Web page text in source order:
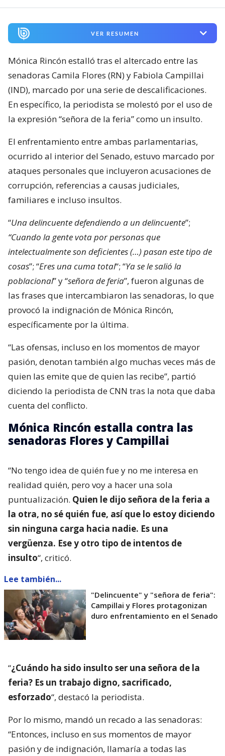
VER RESUMEN
Mónica Rincón estalló tras el altercado entre las
senadoras Camila Flores (RN) y Fabiola Campillai
(IND), marcado por una serie de descalificaciones.
En específico, la periodista se molestó por el uso de
la expresión “señora de la feria” como un insulto.
El enfrentamiento entre ambas parlamentarias,
ocurrido al interior del Senado, estuvo marcado por
ataques personales que incluyeron acusaciones de
corrupción, referencias a causas judiciales,
familiares e incluso insultos.
“Una delincuente defendiendo a un delincuente”;
“Cuando la gente vota por personas que
intelectualmente son deficientes (…) pasan este tipo de
cosas”; “Eres una cuma total“; “Ya se le salió la
poblacional” y “señora de feria”, fueron algunas de
las frases que intercambiaron las senadoras, lo que
provocó la indignación de Mónica Rincón,
específicamente por la última.
“Las ofensas, incluso en los momentos de mayor
pasión, denotan también algo muchas veces más de
quien las emite que de quien las recibe”, partió
diciendo la periodista de CNN tras la nota que daba
cuenta del conflicto.
Mónica Rincón estalla contra las
senadoras Flores y Campillai
“No tengo idea de quién fue y no me interesa en
realidad quién, pero voy a hacer una sola
puntualización. Quien le dijo señora de la feria a
la otra, no sé quién fue, así que lo estoy diciendo
sin ninguna carga hacia nadie. Es una
vergüenza. Ese y otro tipo de intentos de
insulto“, criticó.
Lee también...
"Delincuente" y "señora de feria":
Campillai y Flores protagonizan
duro enfrentamiento en el Senado
“¿Cuándo ha sido insulto ser una señora de la
feria? Es un trabajo digno, sacrificado,
esforzado“, destacó la periodista.
Por lo mismo, mandó un recado a las senadoras:
“Entonces, incluso en sus momentos de mayor
pasión y de indignación, llamaría a todas las